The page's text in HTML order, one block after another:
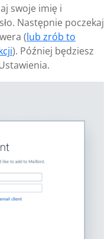
swoje imię i
Następnie poczekaj
(lub zrób to
). Później będziesz